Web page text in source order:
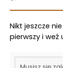
Nikt jeszcze
pierwszy i weź